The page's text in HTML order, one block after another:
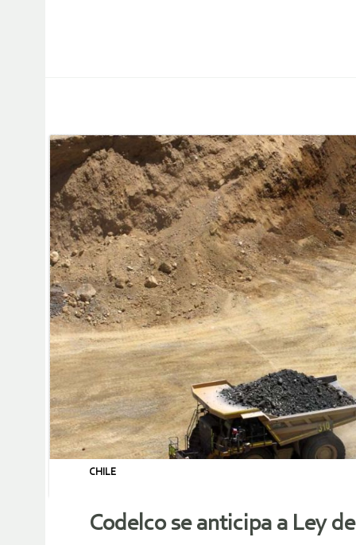
CHILE
Codelco se anticipa a Ley